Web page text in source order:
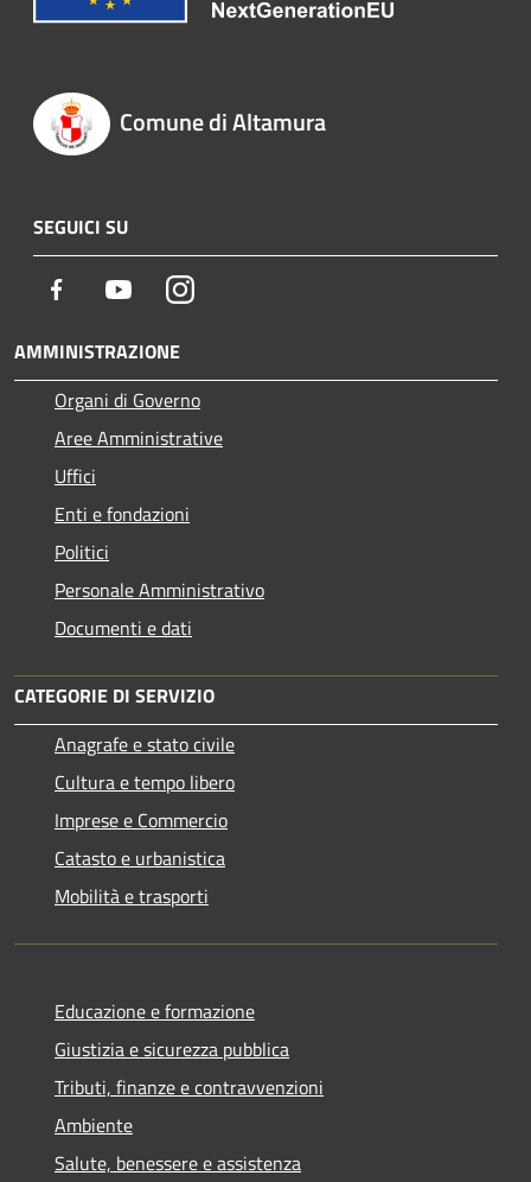
Comune di Altamura
SEGUICI SU
Facebook YoutubeInstagram
AMMINISTRAZIONE
Organi di Governo
Aree Amministrative
Uffici
Enti e fondazioni
Politici
Personale Amministrativo
Documenti e dati
CATEGORIE DI SERVIZIO
Anagrafe e stato civile
Cultura e tempo libero
Imprese e Commercio
Catasto e urbanistica
Mobilità e trasporti
Educazione e formazione
Giustizia e sicurezza pubblica
Tributi, finanze e contravvenzioni
Ambiente
Salute, benessere e assistenza